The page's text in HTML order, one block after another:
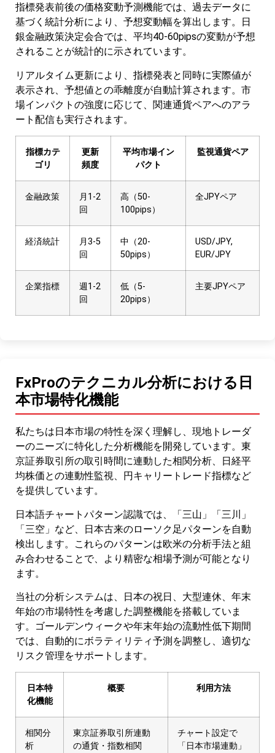
指標発表前後の価格変動予測機能では、過去データに
基づく統計分析により、予想変動幅を算出します。日
銀金融政策決定会合では、平均40-60pipsの変動が予想
されることが統計的に示されています。
リアルタイム更新により、指標発表と同時に実際値が
表示され、予想値との乖離度が自動計算されます。市
場インパクトの強度に応じて、関連通貨ペアへのアラ
ート配信も実行されます。
指標カテ
ゴリ
更新
頻度
平均市場イン
パクト
監視通貨ペア
金融政策
月1-2
回
高（50-
100pips）
全JPYペア
経済統計
月3-5
回
中（20-
50pips）
USD/JPY,
EUR/JPY
企業指標
週1-2
回
低（5-
20pips）
主要JPYペア
FxProのテクニカル分析における日
本市場特化機能
私たちは日本市場の特性を深く理解し、現地トレーダ
ーのニーズに特化した分析機能を開発しています。東
京証券取引所の取引時間に連動した相関分析、日経平
均株価との連動性監視、円キャリートレード指標など
を提供しています。
日本語チャートパターン認識では、「三山」「三川」
「三空」など、日本古来のローソク足パターンを自動
検出します。これらのパターンは欧米の分析手法と組
み合わせることで、より精密な相場予測が可能となり
ます。
当社の分析システムは、日本の祝日、大型連休、年末
年始の市場特性を考慮した調整機能を搭載していま
す。ゴールデンウィークや年末年始の流動性低下期間
では、自動的にボラティリティ予測を調整し、適切な
リスク管理をサポートします。
日本特
化機能
概要 利用方法
相関分
析
東京証券取引所連動
の通貨・指数相関
チャート設定で
「日本市場連動」